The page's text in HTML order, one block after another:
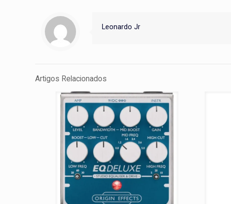
Leonardo Jr
Artigos Relacionados